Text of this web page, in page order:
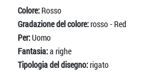
Colore: Rosso
Gradazione del colore:rosso - Red
Per:Uomo
Fantasia:a righe
Tipologia del disegno:rigato